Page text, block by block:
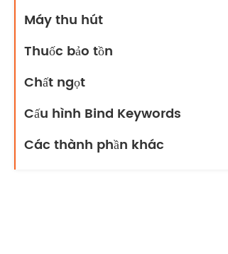
Máy thu hút
Thuốc bảo tồn
Chất ngọt
Cấu hình Bind Keywords
Các thành phần khác